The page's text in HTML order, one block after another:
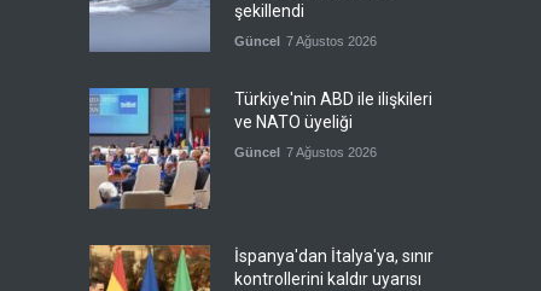
şekillendi
Güncel 7 Ağustos 2026
Türkiye'nin ABD ile ilişkileri
ve NATO üyeliği
Güncel 7 Ağustos 2026
İspanya'dan İtalya'ya, sınır
kontrollerini kaldır uyarısı